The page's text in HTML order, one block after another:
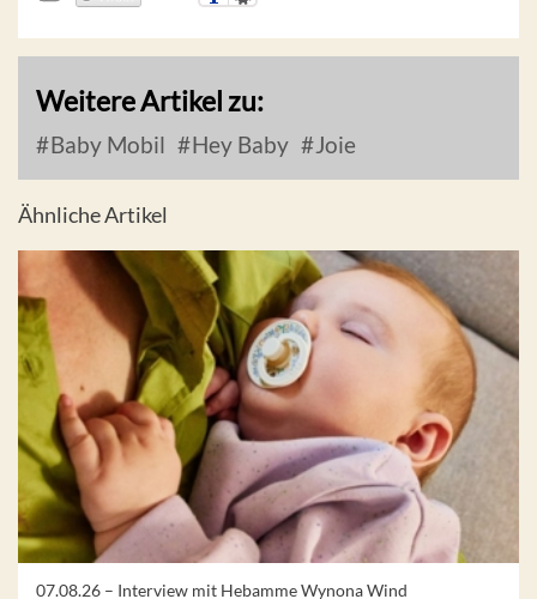
Weitere Artikel zu:
Baby Mobil Hey Baby Joie
Ähnliche Artikel
07.08.26 – Interview mit Hebamme Wynona Wind